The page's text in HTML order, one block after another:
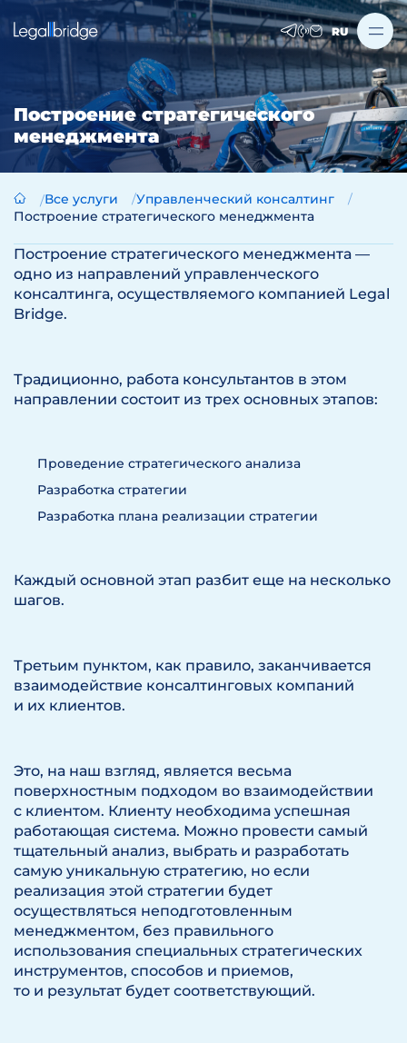
RU
Построение стратегического
менеджмента
Все услуги
Управленческий консалтинг
Построение стратегического менеджмента
Построение стратегического менеджмента —
одно из направлений управленческого
консалтинга, осуществляемого компанией Legal
Bridge.
Традиционно, работа консультантов в этом
направлении состоит из трех основных этапов:
Проведение стратегического анализа
Разработка стратегии
Разработка плана реализации стратегии
Каждый основной этап разбит еще на несколько
шагов.
Третьим пунктом, как правило, заканчивается
взаимодействие консалтинговых компаний
и их клиентов.
Это, на наш взгляд, является весьма
поверхностным подходом во взаимодействии
с клиентом. Клиенту необходима успешная
работающая система. Можно провести самый
тщательный анализ, выбрать и разработать
самую уникальную стратегию, но если
реализация этой стратегии будет
осуществляться неподготовленным
менеджментом, без правильного
использования специальных стратегических
инструментов, способов и приемов,
то и результат будет соответствующий.